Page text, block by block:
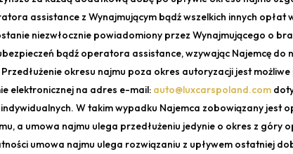
assistance z Wynajmującym bądź wszelkich innych opłat
niezwłocznie powiadomiony przez Wynajmującego o
bądź operatora assistance, wzywając Najemcę
okresu najmu poza okres autoryzacji jest możliwe
elektronicznej na adres e-mail: auto@luxcarspoland.com
W takim wypadku Najemca zobowiązany jest
a umowa najmu ulega przedłużeniu jedynie o okres z góry
umowa najmu ulega rozwiązaniu z upływem ostatniej